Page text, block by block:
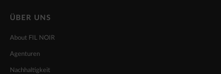
ÜBER UNS
About FIL NOIR
Agenturen
Nachhaltigkeit